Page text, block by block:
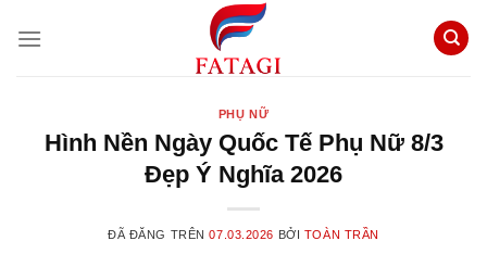
đến
PHỤ NỮ
Hình Nền Ngày Quốc Tế Phụ Nữ 8/3
Đẹp Ý Nghĩa 2026
ĐÃ ĐĂNG TRÊN07.03.2026 BỞI TOÀN TRẦN